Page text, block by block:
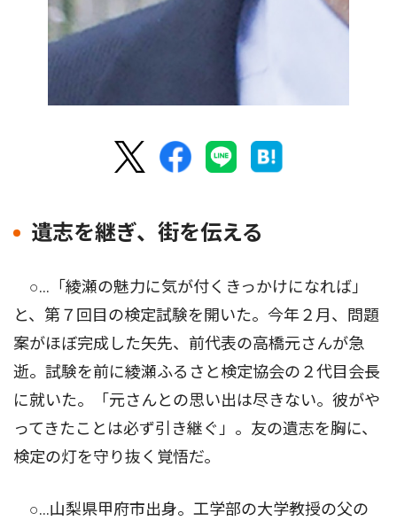
遺志を継ぎ、街を伝える
○…「綾瀬の魅力に気が付くきっかけになれば」
と、第７回目の検定試験を開いた。今年２月、問題
案がほぼ完成した矢先、前代表の高橋元さんが急
逝。試験を前に綾瀬ふるさと検定協会の２代目会長
に就いた。「元さんとの思い出は尽きない。彼がや
ってきたことは必ず引き継ぐ」。友の遺志を胸に、
検定の灯を守り抜く覚悟だ。
○…山梨県甲府市出身。工学部の大学教授の父の